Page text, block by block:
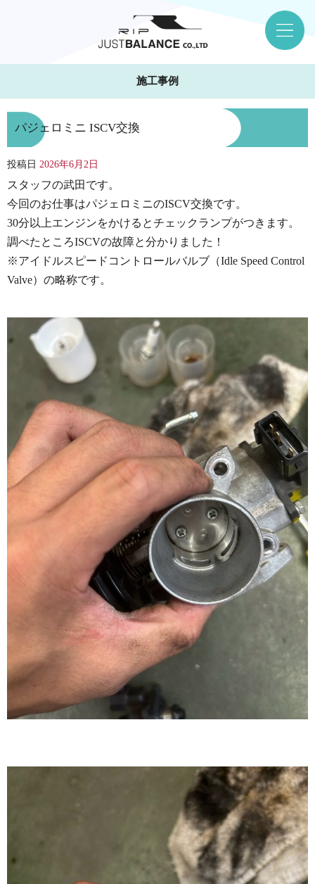
施工事例
パジェロミニ ISCV交換
投稿日 2026年6月2日
スタッフの武田です。
今回のお仕事はパジェロミニのISCV交換です。
30分以上エンジンをかけるとチェックランプがつきます。
調べたところISCVの故障と分かりました！
※アイドルスピードコントロールバルブ（Idle Speed Control
Valve）の略称です。